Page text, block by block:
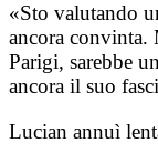
«Sto valutando
ancora convinta.
Parigi, sarebbe
ancora il suo
Lucian annuì